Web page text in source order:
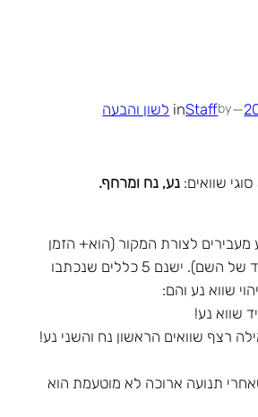
—
by
Staff
in לשון והבעה
נע, נח ומרחף.
מעבירים לצורת המקור (הוא+ הזמן
של הפועל או היחיד של השם). ישנם 5 כללים שנכתבו
שווא נע והם:
שווא נע!
רצף שוואים הראשון נח והשני נע!
תנועה ארוכה לא מוטעמת הוא